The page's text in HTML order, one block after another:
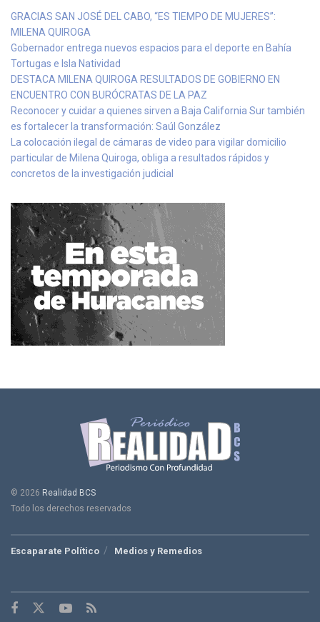
GRACIAS SAN JOSÉ DEL CABO, “ES TIEMPO DE MUJERES”:
MILENA QUIROGA
Gobernador entrega nuevos espacios para el deporte en Bahía
Tortugas e Isla Natividad
DESTACA MILENA QUIROGA RESULTADOS DE GOBIERNO EN
ENCUENTRO CON BURÓCRATAS DE LA PAZ
Reconocer y cuidar a quienes sirven a Baja California Sur también
es fortalecer la transformación: Saúl González
La colocación ilegal de cámaras de video para vigilar domicilio
particular de Milena Quiroga, obliga a resultados rápidos y
concretos de la investigación judicial
© 2026 Realidad BCS
Todo los derechos reservados
Escaparate Político Medios y Remedios